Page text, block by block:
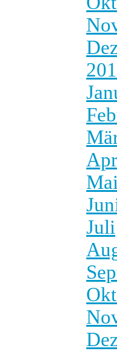
Mai
Juli